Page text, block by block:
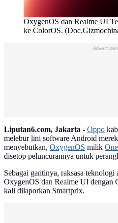
OxygenOS dan Realme UI
ke ColorOS.
Liputan6.com, Jakarta - Oppo
melebur lini software Android
menyebutkan, OxygenOS milik
disetop peluncurannya untuk
Sebagai gantinya, raksasa
OxygenOS dan Realme UI dengan
kali dilaporkan Smartprix.